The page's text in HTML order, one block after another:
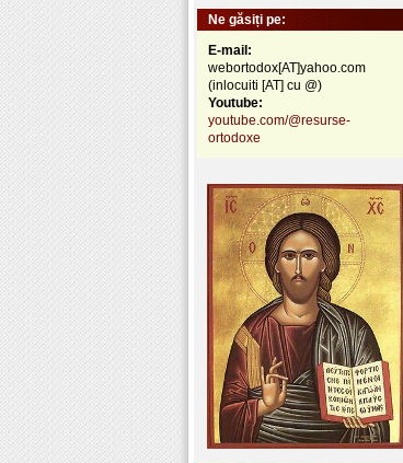
Ne găsiți pe:
E-mail:
webortodox[AT]yahoo.com
(inlocuiti [AT] cu @)
Youtube:
youtube.com/@resurse-
ortodoxe